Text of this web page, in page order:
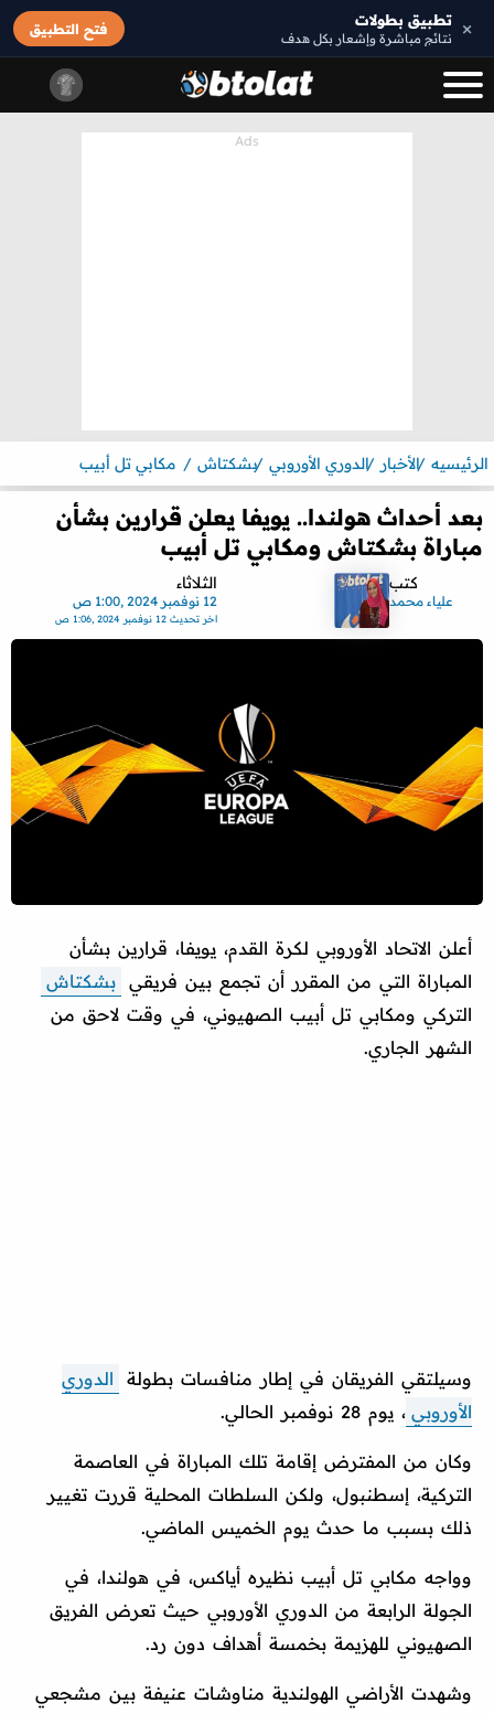
× تطبيق بطولات
نتائج مباشرة وإشعار بكل هدف
فتح التطبيق
الرئيسيه الأخبار الدوري الأوروبي بشكتاش مكابي تل أبيب
بعد أحداث هولندا.. يويفا يعلن قرارين بشأن
مباراة بشكتاش ومكابي تل أبيب
كتب
علياء محمد
الثلاثاء
12 نوفمبر 2024 ,1:00 ص
اخر تحديث12 نوفمبر 2024 ,1:06 ص
أعلن الاتحاد الأوروبي لكرة القدم، يويفا، قرارين بشأن
المباراة التي من المقرر أن تجمع بين فريقي بشكتاش
التركي ومكابي تل أبيب الصهيوني، في وقت لاحق من
الشهر الجاري.
وسيلتقي الفريقان في إطار منافسات بطولة
الدوري
الأوروبي ، يوم 28 نوفمبر الحالي.
وكان من المفترض إقامة تلك المباراة في العاصمة
التركية، إسطنبول، ولكن السلطات المحلية قررت تغيير
ذلك بسبب ما حدث يوم الخميس الماضي.
وواجه مكابي تل أبيب نظيره أياكس، في هولندا، في
الجولة الرابعة من الدوري الأوروبي حيث تعرض الفريق
الصهيوني للهزيمة بخمسة أهداف دون رد.
وشهدت الأراضي الهولندية مناوشات عنيفة بين مشجعي